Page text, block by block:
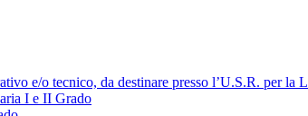
e/o tecnico, da destinare presso l’U.S.R. per la
I e II Grado